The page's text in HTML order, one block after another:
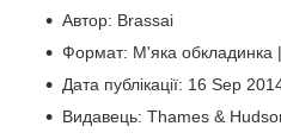
Автор: Brassai
Формат: М'яка обкладинка |
Дата публікації: 16 Sep
Видавець: Thames &